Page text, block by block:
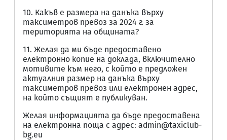
10. Какъв е размера на данъка върху
таксиметров превоз за 2024 г. за
територията на общината?
11. Желая да ми бъде предоставено
електронно копие на доклада, включително
мотивите към него, с който е предложен
актуалния размер на данъка върху
таксиметров превоз или електронен адрес,
на който същият е публикуван.
Желая информацията да бъде предоставена
на електронна поща с адрес: admin@taxiclub-
bg.eu